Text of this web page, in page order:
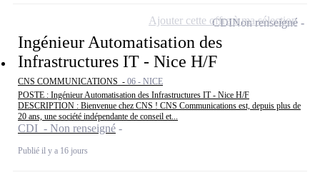
Ingénieur Automatisation des
Infrastructures IT - Nice H/F
CNS COMMUNICATIONS - 06 - NICE
POSTE : Ingénieur Automatisation des Infrastructures IT - Nice H/F
DESCRIPTION : Bienvenue chez CNS ! CNS Communications est, depuis plus de
20 ans, une société indépendante de conseil et...
CDI - Non renseigné
Publié il y a 16 jours
CDINon renseigné
Ajouter cette offre à ma sélection